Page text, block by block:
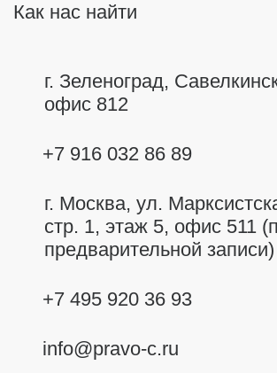
Как нас найти
г. Зеленоград,
офис 812
+7 916 032 86 89
г. Москва, ул.
стр. 1, этаж 5, офис 511
предварительной записи)
+7 495 920 36 93
info@pravo-c.ru